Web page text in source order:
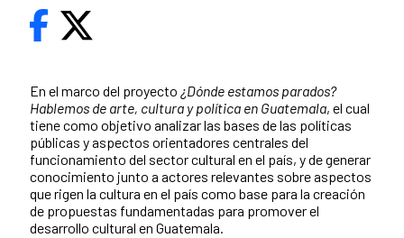
En el marco del proyecto ¿Dónde estamos parados?
Hablemos de arte, cultura y política en Guatemala, el cual
tiene como objetivo analizar las bases de las políticas
públicas y aspectos orientadores centrales del
funcionamiento del sector cultural en el país, y de generar
conocimiento junto a actores relevantes sobre aspectos
que rigen la cultura en el país como base para la creación
de propuestas fundamentadas para promover el
desarrollo cultural en Guatemala.